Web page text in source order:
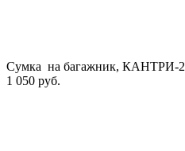
Сумка на багажник, КАНТРИ-2
1 050 руб.